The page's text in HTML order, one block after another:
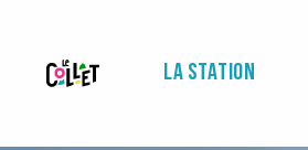
contenu
principal
LA STATION